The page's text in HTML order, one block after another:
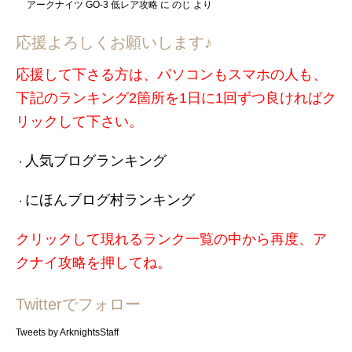
アークナイツ GO-3 低レア攻略 に のじ より
応援よろしくお願いします♪
応援して下さる方は、パソコンもスマホの人も、
下記のランキング2箇所を1日に1回ずつ良ければク
リックして下さい。
・ 人気ブログランキング
・ にほんブログ村ランキング
クリックして現れるランク一覧の中から再度、ア
クナイ攻略を押してね。
Twitterでフォロー
Tweets by ArknightsStaff